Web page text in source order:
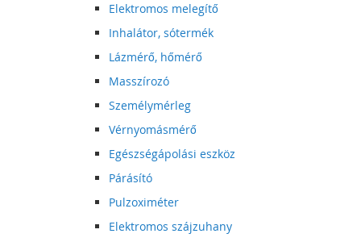
Elektromos melegítő
Inhalátor, sótermék
Lázmérő, hőmérő
Masszírozó
Személymérleg
Vérnyomásmérő
Egészségápolási eszköz
Párásító
Pulzoximéter
Elektromos szájzuhany